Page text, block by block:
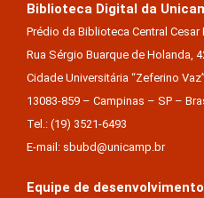
Biblioteca Digital da
Prédio da Biblioteca Central Cesar
Rua Sérgio Buarque de Holanda,
Cidade Universitária “Zeferino
13083-859 – Campinas – SP –
Tel.: (19) 3521-6493
E-mail: sbubd@unicamp.br
Equipe de